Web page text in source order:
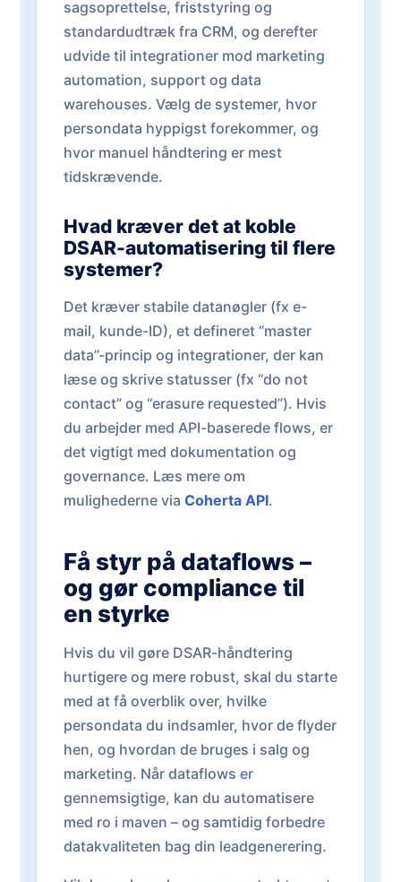
sagsoprettelse, friststyring og
standardudtræk fra CRM, og derefter
udvide til integrationer mod marketing
automation, support og data
warehouses. Vælg de systemer, hvor
persondata hyppigst forekommer, og
hvor manuel håndtering er mest
tidskrævende.
Hvad kræver det at koble
DSAR-automatisering til flere
systemer?
Det kræver stabile datanøgler (fx e-
mail, kunde-ID), et defineret “master
data”-princip og integrationer, der kan
læse og skrive statusser (fx “do not
contact” og “erasure requested”). Hvis
du arbejder med API-baserede flows, er
det vigtigt med dokumentation og
governance. Læs mere om
mulighederne via Coherta API.
Få styr på dataflows –
og gør compliance til
en styrke
Hvis du vil gøre DSAR-håndtering
hurtigere og mere robust, skal du starte
med at få overblik over, hvilke
persondata du indsamler, hvor de flyder
hen, og hvordan de bruges i salg og
marketing. Når dataflows er
gennemsigtige, kan du automatisere
med ro i maven – og samtidig forbedre
datakvaliteten bag din leadgenerering.